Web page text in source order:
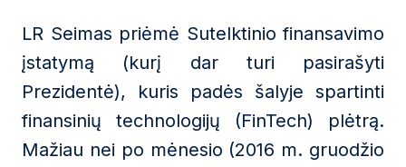
LR Seimas priėmė Sutelktinio finansavimo
įstatymą (kurį dar turi pasirašyti
Prezidentė), kuris padės šalyje spartinti
finansinių technologijų (FinTech) plėtrą.
Mažiau nei po mėnesio (2016 m. gruodžio